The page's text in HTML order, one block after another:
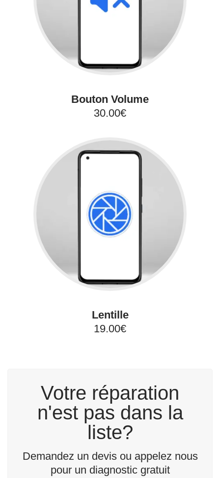
Bouton Volume
30.00€
Lentille
19.00€
Votre réparation
n'est pas dans la
liste?
Demandez un devis ou appelez nous
pour un diagnostic gratuit